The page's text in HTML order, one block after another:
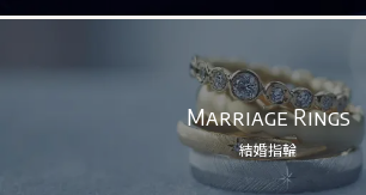
Marriage Rings
結婚指輪